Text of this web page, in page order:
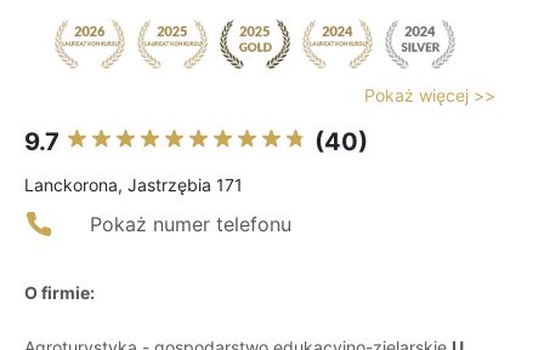
Pokaż więcej >>
9.7 (40)
Lanckorona, Jastrzębia 171
Pokaż numer telefonu
O firmie: